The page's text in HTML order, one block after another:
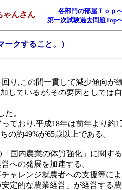
ゃんさん
各部門の部屋Ｔｏｐ
第一次試験過去問題Top
クすること。）
り,この間一貫して減少傾向が
しているが,その要因として
た。
ており,平成18年は前年より約1
の約49%が65歳以上である。
国内農業の体質強化」に関す
への発展を加速する。
ャレンジ就農者への支援等に
定的な農業経営」が経営する